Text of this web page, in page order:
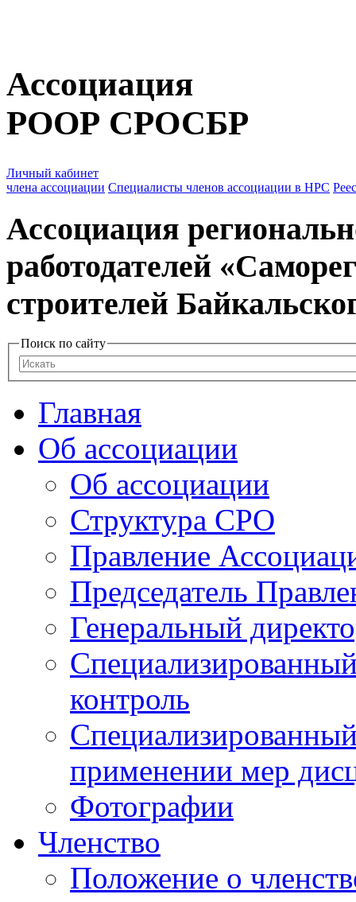
Ассоциация
РООР СРОСБР
Личный кабинет
члена ассоциации Специалисты членов ассоциации в НРС
Ассоциация
работодателей
строителей
Поиск по сайту
Главная
Об ассоциации
Об ассоциации
Структура СРО
Правление
Председатель
Генеральный
контроль
применении мер
Фотографии
Членство
Положение о